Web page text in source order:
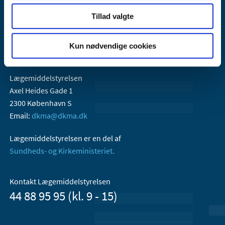
Tillad valgte
Kun nødvendige cookies
Lægemiddelstyrelsen
Axel Heides Gade 1
2300 København S
Email: dkma@dkma.dk
Lægemiddelstyrelsen er en del af
Sundheds- og Kirkeministeriet.
Kontakt Lægemiddelstyrelsen
44 88 95 95 (kl. 9 - 15)